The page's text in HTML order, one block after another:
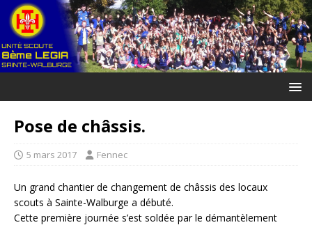
Pose de châssis.
5 mars 2017 Fennec
Un grand chantier de changement de châssis des locaux
scouts à Sainte-Walburge a débuté.
Cette première journée s’est soldée par le démantèlement